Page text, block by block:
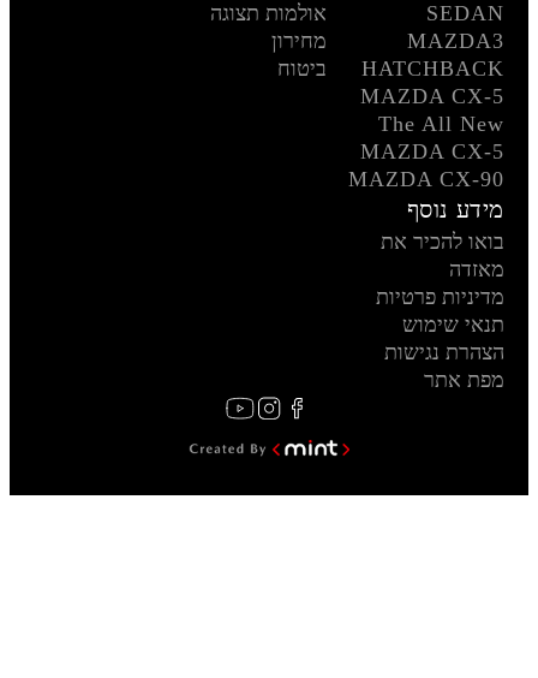
SEDAN
MAZDA3
HATCHBACK
MAZDA CX-5
The All New
MAZDA CX-5
MAZDA CX-90
אולמות תצוגה
מחירון
ביטוח
מידע נוסף
בואו להכיר את
מאזדה
מדיניות פרטיות
תנאי שימוש
הצהרת נגישות
מפת אתר